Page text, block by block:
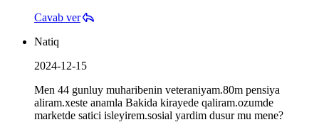
Cavab ver
Natiq
2024-12-15
Men 44 gunluy muharibenin veteraniyam.80m pensiya
aliram.xeste anamla Bakida kirayede qaliram.ozumde
marketde satici isleyirem.sosial yardim dusur mu mene?